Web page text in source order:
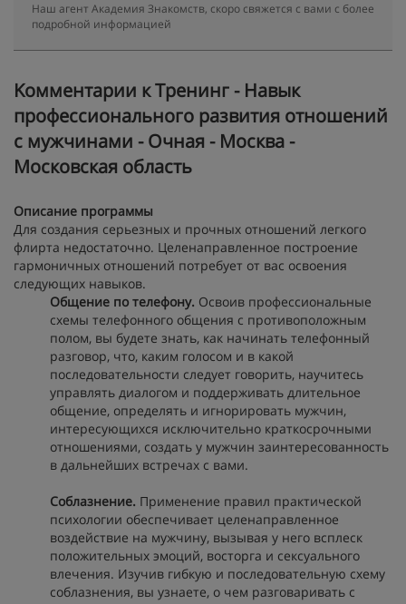
Наш агент Академия Знакомств, скоро свяжется с вами с более
подробной информацией
Kомментарии к Тренинг - Навык
профессионального развития отношений
с мужчинами - Очная - Москва -
Московская область
Описание программы
Для создания серьезных и прочных отношений легкого
флирта недостаточно. Целенаправленное построение
гармоничных отношений потребует от вас освоения
следующих навыков.
Общение по телефону. Освоив профессиональные
схемы телефонного общения с противоположным
полом, вы будете знать, как начинать телефонный
разговор, что, каким голосом и в какой
последовательности следует говорить, научитесь
управлять диалогом и поддерживать длительное
общение, определять и игнорировать мужчин,
интересующихся исключительно краткосрочными
отношениями, создать у мужчин заинтересованность
в дальнейших встречах с вами.
Соблазнение. Применение правил практической
психологии обеспечивает целенаправленное
воздействие на мужчину, вызывая у него всплеск
положительных эмоций, восторга и сексуального
влечения. Изучив гибкую и последовательную схему
соблазнения, вы узнаете, о чем разговаривать с